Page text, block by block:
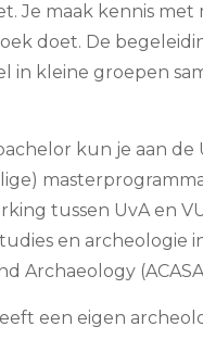
Je maak kennis
doet. De
in kleine groepen
kun je aan
tussen UvA en
en archeologie
Archaeology
een eigen